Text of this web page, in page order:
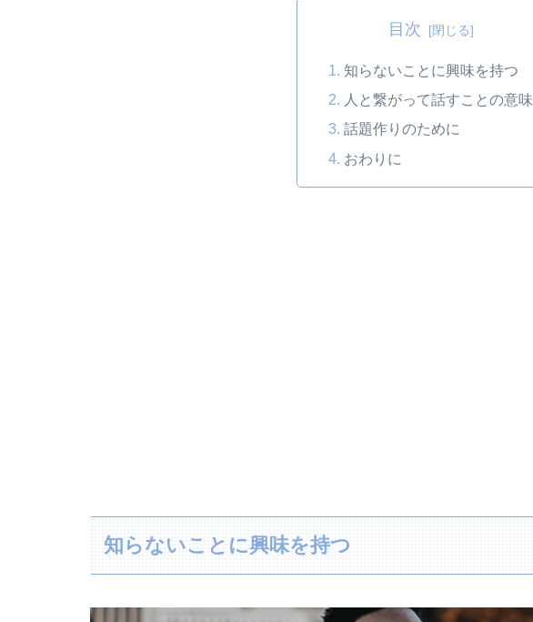
目次
知らないことに興味を持つ
人と繋がって話すことの意味
話題作りのために
おわりに
知らないことに興味を持つ